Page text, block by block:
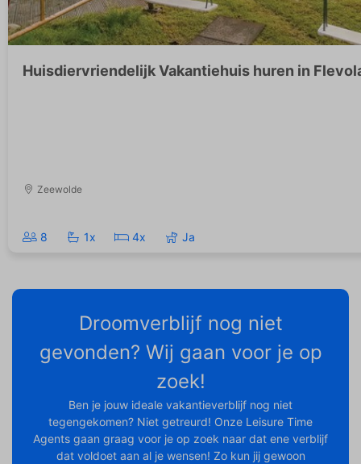
Huisdiervriendelijk Vakantiehuis huren in
Zeewolde
8 1x 4x Ja
Droomverblijf nog niet
gevonden? Wij gaan voor je op
zoek!
Ben je jouw ideale vakantieverblijf nog niet
tegengekomen? Niet getreurd! Onze Leisure Time
Agents gaan graag voor je op zoek naar dat ene verblijf
dat voldoet aan al je wensen! Zo kun jij gewoon